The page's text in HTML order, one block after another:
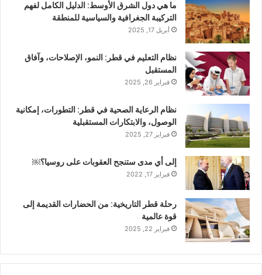
ما هي دول الشرق الأوسط: الدليل الكامل لفهم
التركيبة الجغرافية والسياسية للمنطقة
أبريل 17, 2025
نظام التعليم في قطر: النمو، الإصلاحات، وآفاق
المستقبل
فبراير 26, 2025
نظام الرعاية الصحية في قطر: التطورات، إمكانية
الوصول، والابتكارات المستقبلية
فبراير 27, 2025
إلى أي مدى ستنجح العقوبات على روسيا؟￼
فبراير 17, 2022
رحلة قطر التاريخية: من الحضارات القديمة إلى
قوة عالمية
فبراير 22, 2025